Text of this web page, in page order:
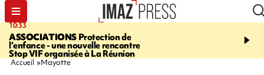
10:33
ASSOCIATIONSProtection de
l’enfance - une nouvelle rencontre
Stop VIF organisée à La Réunion
15:03
Vaste feu
l'ouest du pays, 20.000
Accueil Mayotte